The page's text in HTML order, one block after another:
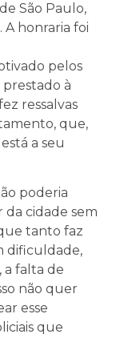
São Paulo,
A honraria foi
pelos
à
ressalvas
que,
a seu
poderia
da cidade sem
tanto faz
dificuldade,
a falta de
não quer
esse
que